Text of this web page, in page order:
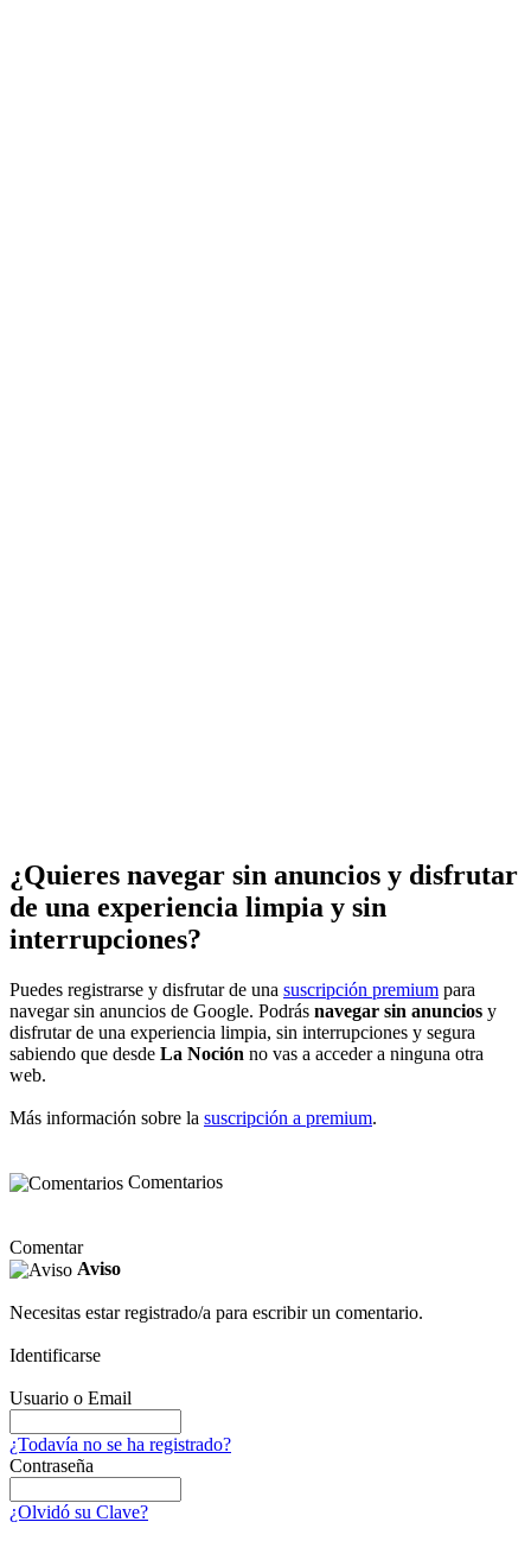
¿Quieres navegar sin anuncios y disfrutar
de una experiencia limpia y sin
interrupciones?
Puedes registrarse y disfrutar de una suscripción premium para
navegar sin anuncios de Google. Podrás navegar sin anuncios y
disfrutar de una experiencia limpia, sin interrupciones y segura
sabiendo que desde La Noción no vas a acceder a ninguna otra
web.
Más información sobre la suscripción a premium.
Comentarios
Comentar
Aviso
Necesitas estar registrado/a para escribir un comentario.
Identificarse
Usuario o Email
¿Todavía no se ha registrado?
Contraseña
¿Olvidó su Clave?